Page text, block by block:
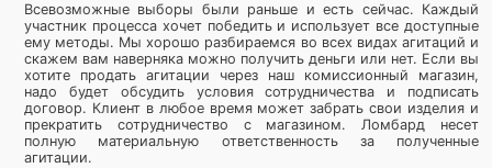
Всевозможные выборы были раньше и есть сейчас. Каждый
участник процесса хочет победить и использует все доступные
ему методы. Мы хорошо разбираемся во всех видах агитаций и
скажем вам наверняка можно получить деньги или нет. Если вы
хотите продать агитации через наш комиссионный магазин,
надо будет обсудить условия сотрудничества и подписать
договор. Клиент в любое время может забрать свои изделия и
прекратить сотрудничество с магазином. Ломбард несет
полную материальную ответственность за полученные
агитации.